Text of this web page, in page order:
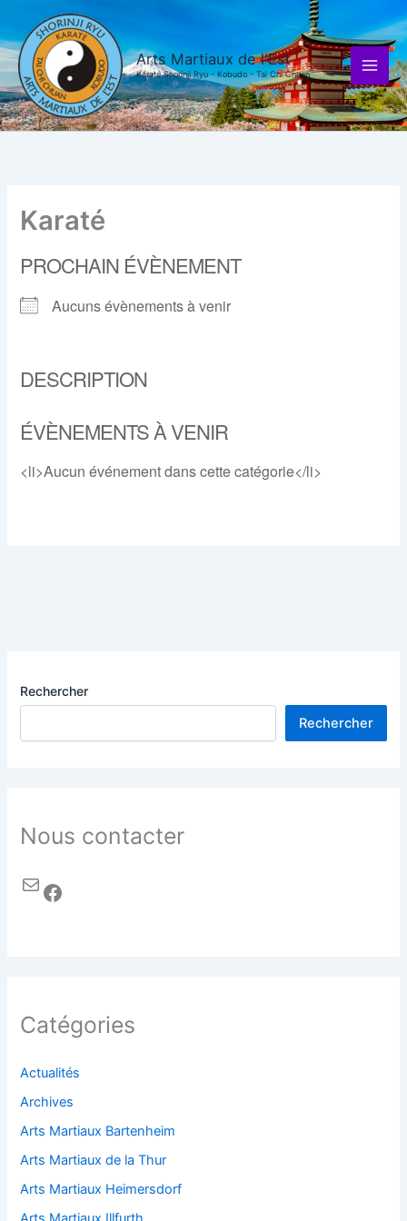
contenu
Arts Martiaux de l'Est
Karaté Shorinji Ryu - Kobudo - Tai Chi Chuan
Karaté
PROCHAIN ÉVÈNEMENT
Aucuns évènements à venir
DESCRIPTION
ÉVÈNEMENTS À VENIR
<li>Aucun événement dans cette catégorie</li>
Rechercher
Rechercher
Nous contacter
Catégories
Actualités
Archives
Arts Martiaux Bartenheim
Arts Martiaux de la Thur
Arts Martiaux Heimersdorf